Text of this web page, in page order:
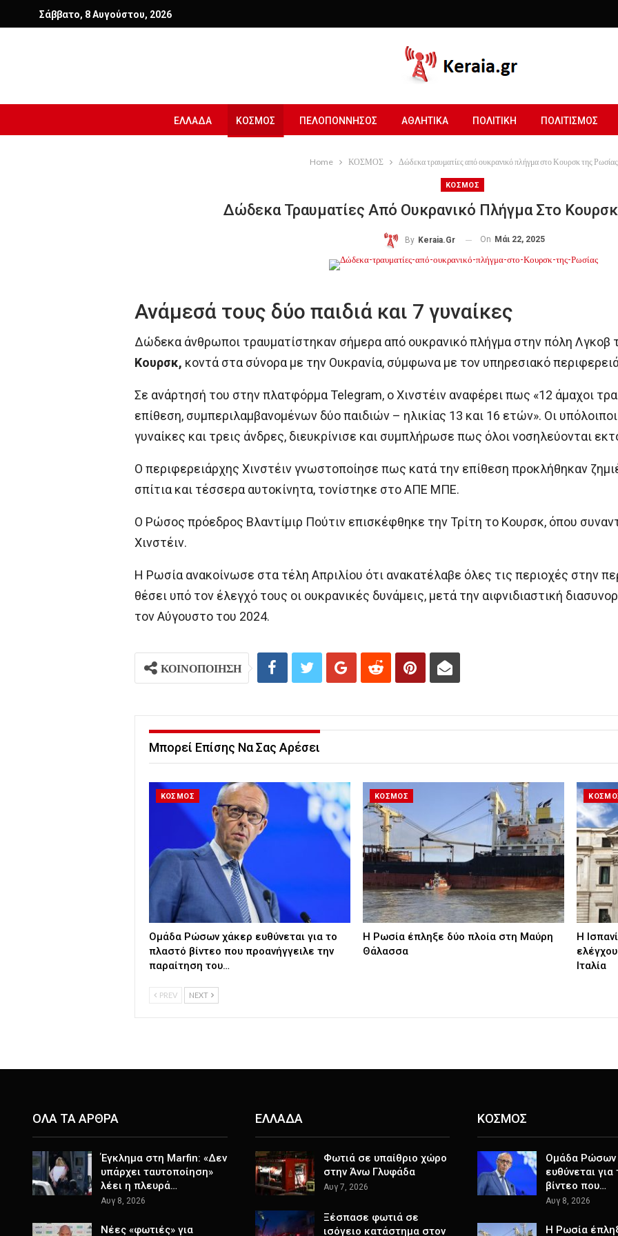
Σάββατο, 8 Αυγούστου, 2026
ΕΛΛΑΔΑ ΚΟΣΜΟΣ ΠΕΛΟΠΟΝΝΗΣΟΣ ΑΘΛΗΤΙΚΑ ΠΟΛΙΤΙΚΗ ΠΟΛΙΤΙΣΜΟΣ
Home ΚΟΣΜΟΣ Δώδεκα τραυματίες από ουκρανικό πλήγμα στο Κουρσκ της Ρωσίας
ΚΟΣΜΟΣ
Δώδεκα Τραυματίες Από Ουκρανικό Πλήγμα Στο
By Keraia.gr On Μάι 22, 2025
Ανάμεσά τους δύο παιδιά και 7 γυναίκες
Δώδεκα άνθρωποι τραυματίστηκαν σήμερα από ουκρανικό πλήγμα στην πόλη Λγκοβ
Κουρσκ, κοντά στα σύνορα με την Ουκρανία, σύμφωνα με τον υπηρεσιακό
Σε ανάρτησή του στην πλατφόρμα Telegram, ο Χινστέιν αναφέρει πως «12 άμαχοι
επίθεση, συμπεριλαμβανομένων δύο παιδιών – ηλικίας 13 και 16 ετών». Οι
γυναίκες και τρεις άνδρες, διευκρίνισε και συμπλήρωσε πως όλοι νοσηλεύονται
Ο περιφερειάρχης Χινστέιν γνωστοποίησε πως κατά την επίθεση προκλήθηκαν
σπίτια και τέσσερα αυτοκίνητα, τονίστηκε στο ΑΠΕ ΜΠΕ.
Ο Ρώσος πρόεδρος Βλαντίμιρ Πούτιν επισκέφθηκε την Τρίτη το Κουρσκ, όπου
Χινστέιν.
Η Ρωσία ανακοίνωσε στα τέλη Απριλίου ότι ανακατέλαβε όλες τις περιοχές στην
θέσει υπό τον έλεγχό τους οι ουκρανικές δυνάμεις, μετά την αιφνιδιαστική
τον Αύγουστο του 2024.
ΚΟΙΝΟΠΟΙΗΣΗ
Μπορεί Επίσης Να Σας Αρέσει
ΚΟΣΜΟΣ
Ομάδα Ρώσων χάκερ ευθύνεται για το
πλαστό βίντεο που προανήγγειλε την
παραίτηση του…
ΚΟΣΜΟΣ
Η Ρωσία έπληξε δύο πλοία στη Μαύρη
Θάλασσα
H
Ιταλία
PREV NEXT
ΟΛΑ ΤΑ ΑΡΘΡΑ
Έγκλημα στη Marfin: «Δεν
υπάρχει ταυτοποίηση»
λέει η πλευρά…
Αυγ 8, 2026
Νέες «φωτιές» για
ΕΛΛΑΔΑ
Φωτιά σε υπαίθριο χώρο
στην Άνω Γλυφάδα
Αυγ 7, 2026
Ξέσπασε φωτιά σε
ισόγειο κατάστημα στον
ΚΟΣΜΟΣ
Ομάδα Ρώσων
ευθύνεται
βίντεο που…
Αυγ 8, 2026
Η Ρωσία